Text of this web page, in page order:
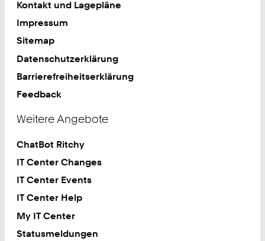
Kontakt und Lagepläne
Impressum
Sitemap
Datenschutzerklärung
Barrierefreiheitserklärung
Feedback
Weitere Angebote
ChatBot Ritchy
IT Center Changes
IT Center Events
IT Center Help
My IT Center
Statusmeldungen